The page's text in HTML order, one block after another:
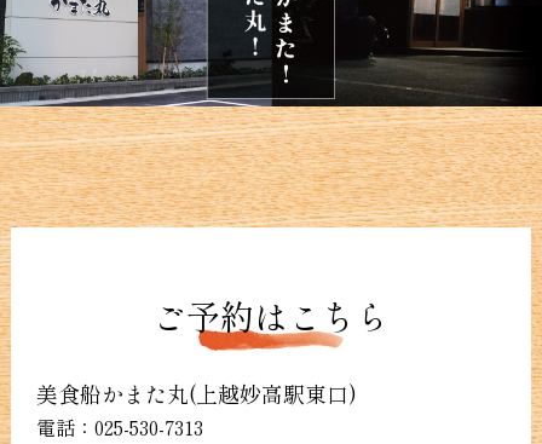
ご予約はこちら
美食船かまた丸(上越妙高駅東口)
電話：025-530-7313